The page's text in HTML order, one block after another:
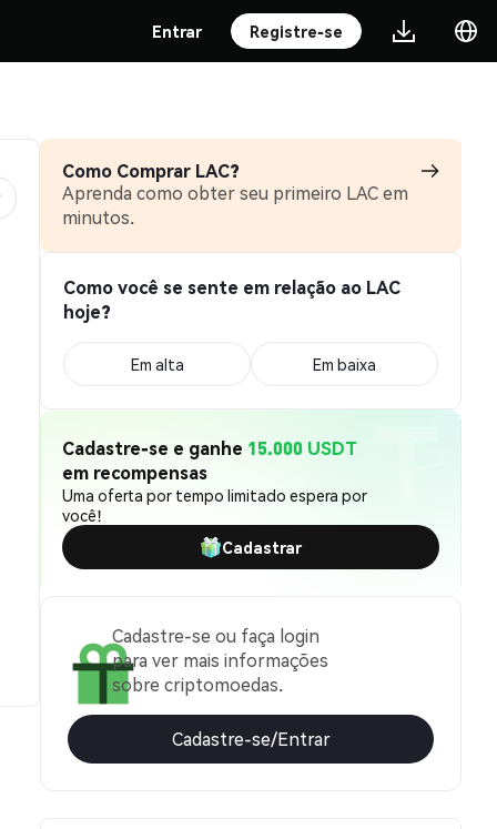
Entrar Registre-se
Como Comprar LAC?
Aprenda como obter seu primeiro LAC em
minutos.
Como você se sente em relação ao LAC
hoje?
Em alta Em baixa
Cadastre-se e ganhe 15.000 USDT
em recompensas
Uma oferta por tempo limitado espera por
você!
Cadastrar
Cadastre-se ou faça login
para ver mais informações
sobre criptomoedas.
Cadastre-se/Entrar